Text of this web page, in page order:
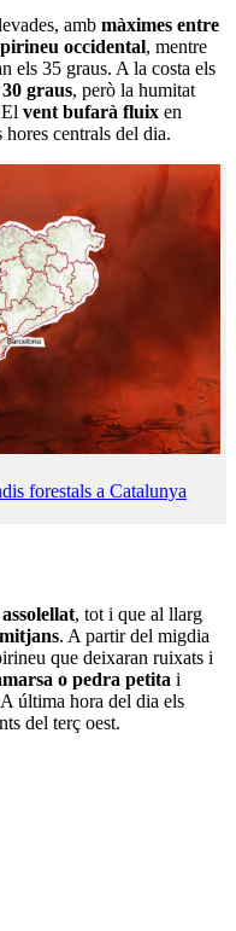
amb màximes entre
occidental, mentre
els 35 graus. A la costa els
graus, però la humitat
vent bufarà fluix en
centrals del dia.
forestals a Catalunya
, tot i que al llarg
. A partir del migdia
que deixaran ruixats i
o pedra petita i
última hora del dia els
del terç oest.